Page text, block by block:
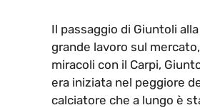
Il passaggio di Giuntoli
grande lavoro sul
miracoli con il Carpi,
era iniziata nel peggiore
calciatore che a lungo è